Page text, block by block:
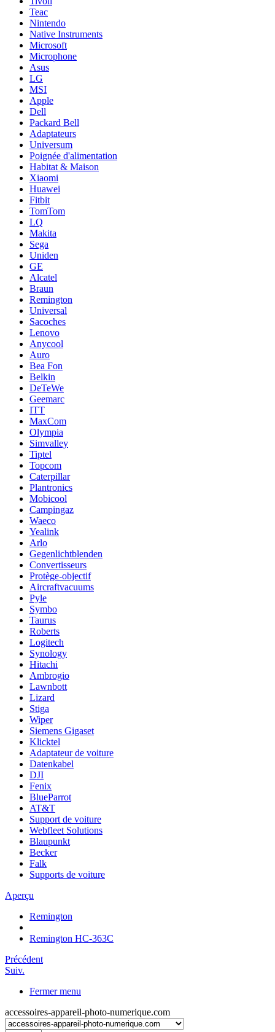
Teac
Nintendo
Native Instruments
Microsoft
Microphone
Asus
LG
MSI
Apple
Dell
Packard Bell
Adaptateurs
Universum
Poignée d'alimentation
Habitat & Maison
Xiaomi
Huawei
Fitbit
TomTom
LQ
Makita
Sega
Uniden
GE
Alcatel
Braun
Remington
Universal
Sacoches
Lenovo
Anycool
Auro
Bea Fon
Belkin
DeTeWe
Geemarc
ITT
MaxCom
Olympia
Simvalley
Tiptel
Topcom
Caterpillar
Plantronics
Mobicool
Campingaz
Waeco
Yealink
Arlo
Gegenlichtblenden
Convertisseurs
Protège-objectif
Aircraftvacuums
Pyle
Symbo
Taurus
Roberts
Logitech
Synology
Hitachi
Ambrogio
Lawnbott
Lizard
Stiga
Wiper
Siemens Gigaset
Klicktel
Adaptateur de voiture
Datenkabel
DJI
Fenix
BlueParrot
AT&T
Support de voiture
Webfleet Solutions
Blaupunkt
Becker
Falk
Supports de voiture
Aperçu
Remington
Remington HC-363C
Précédent
Suiv.
Fermer menu
accessoires-appareil-photo-numerique.com